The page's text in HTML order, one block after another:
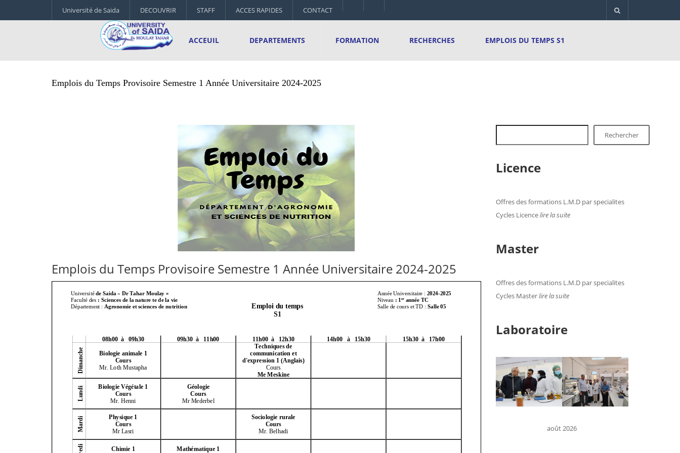
Université de Saida DECOUVRIR STAFF ACCES RAPIDES CONTACT
ACCEUIL DEPARTEMENTS FORMATION RECHERCHES EMPLOIS DU TEMPS S1
Emplois du Temps Provisoire Semestre 1 Année Universitaire 2024-2025
Emplois du Temps Provisoire Semestre 1 Année Universitaire 2024-2025
Rechercher
Licence
Offres des formations L.M.D par specialites
Cycles Licencelire la suite
Master
Offres des formations L.M.D par specialites
Cycles Masterlire la suite
Laboratoire
août 2026